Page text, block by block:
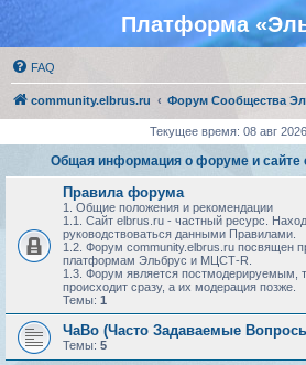
Платформа
FAQ
community.elbrus.ru Форум Сообщества
Текущее время: 08 авг
Общая информация о форуме и сайте
Правила форума
1. Общие положения и рекомендации
1.1. Сайт elbrus.ru - частный ресурс.
руководствоваться данными Правилами.
1.2. Форум community.elbrus.ru посвящен
платформам Эльбрус и МЦСТ-R.
1.3. Форум является постмодерируемым,
происходит сразу, а их модерация позже.
Темы: 1
ЧаВо (Часто Задаваемые
Темы: 5